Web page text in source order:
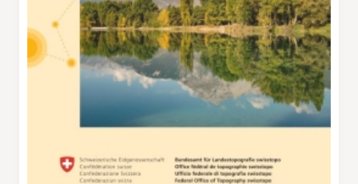
internationale telle la syrah. A la Guérite
Brûlefer, qui fait partie de la plus ancienne
propriété viticole du Valais, exploitée par la
famille Bonvin, on vous proposera soit une
raclette si vous faites la pause de midi, soit un
verre de fendant Brûlefer que vous dégusterez
en appréciant la vue. Le chemin redescend
ensuite sur Sion, passe par la vieille ville et